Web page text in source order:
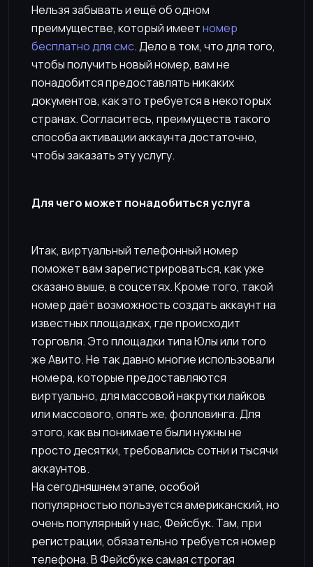
Нельзя забывать и ещё об одном
преимуществе, который имеетномер
бесплатно для смс. Дело в том, что для того,
чтобы получить новый номер, вам не
понадобится предоставлять никаких
документов, как это требуется в некоторых
странах. Согласитесь, преимуществ такого
способа активации аккаунта достаточно,
чтобы заказать эту услугу.
Для чего может понадобиться услуга
Итак, виртуальный телефонный номер
поможет вам зарегистрироваться, как уже
сказано выше, в соцсетях. Кроме того, такой
номер даёт возможность создать аккаунт на
известных площадках, где происходит
торговля. Это площадки типа Юлы или того
же Авито. Не так давно многие использовали
номера, которые предоставляются
виртуально, для массовой накрутки лайков
или массового, опять же, фолловинга. Для
этого, как вы понимаете были нужны не
просто десятки, требовались сотни и тысячи
аккаунтов.
На сегодняшнем этапе, особой
популярностью пользуется американский, но
очень популярный у нас, Фейсбук. Там, при
регистрации, обязательно требуется номер
телефона. В Фейсбуке самая строгая